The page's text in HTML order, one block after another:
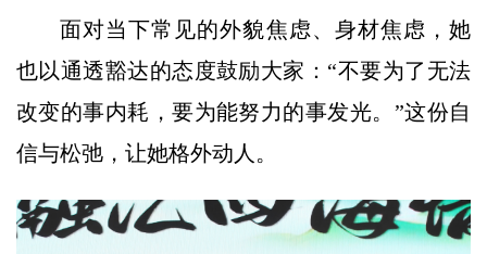
面对当下常见的外貌焦虑、身材焦虑，她
也以通透豁达的态度鼓励大家：“不要为了无法
改变的事内耗，要为能努力的事发光。”这份自
信与松弛，让她格外动人。